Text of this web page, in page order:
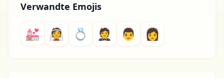
Verwandte Emojis
💒 👰 💍 🤵 👨 👩